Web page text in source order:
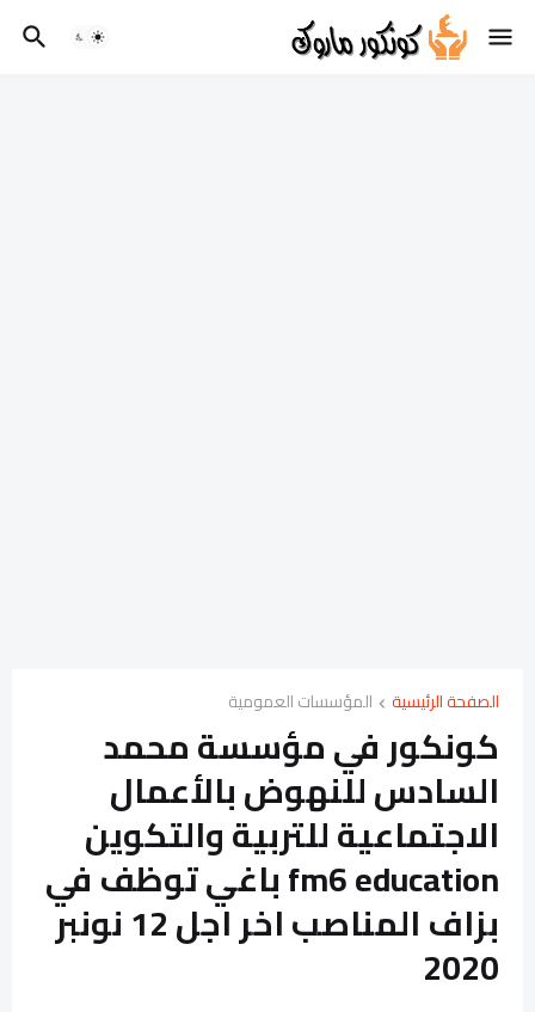
الصفحة الرئيسية المؤسسات العمومية
كونكور في مؤسسة محمد
السادس للنهوض بالأعمال
الاجتماعية للتربية والتكوين
fm6 education باغي توظف في
بزاف المناصب اخر اجل 12 نونبر
2020